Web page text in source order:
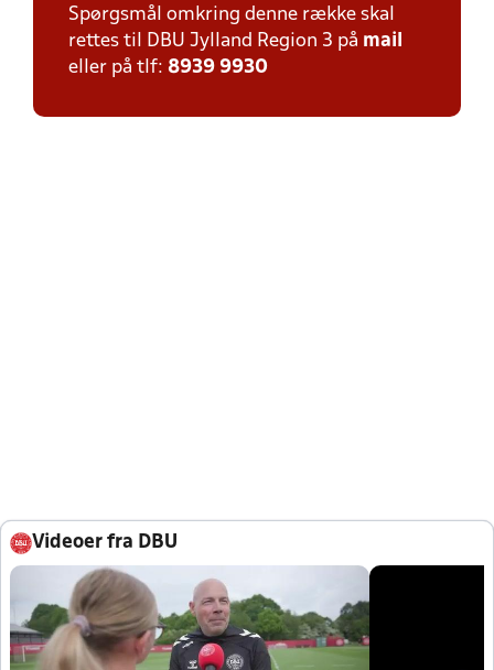
Spørgsmål omkring denne række skal
rettes til DBU Jylland Region 3 på mail
eller på tlf: 8939 9930
Videoer fra DBU